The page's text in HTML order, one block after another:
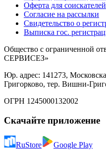
Оферта для соискателей
Согласие на рассылки
Свидетельство о
Выписка гос.
Общество с ограниченной
СЕРВИСЕЗ»
Юр. адрес: 141273,
Григорково, тер. Вишни-
ОГРН 1245000132002
Скачайте приложение
RuStore Google Play